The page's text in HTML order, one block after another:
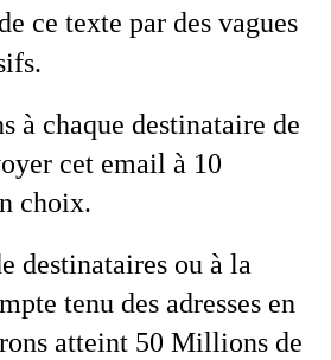
ce texte par des vagues
à chaque destinataire de
cet email à 10
choix.
destinataires ou à la
tenu des adresses en
atteint 50 Millions de